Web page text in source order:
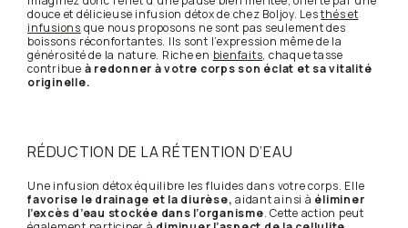
douce et délicieuse infusion détox de chez Boljoy. Lesthés et
infusions que nous proposons ne sont pas seulement des
boissons réconfortantes. Ils sont l’expression même de la
générosité de la nature. Riche en bienfaits, chaque tasse
contribue à redonner à votre corps son éclat et sa vitalité
originelle.
RÉDUCTION DE LA RÉTENTION D’EAU
Une infusion détox équilibre les fluides dans votre corps. Elle
favorise le drainage et la diurèse, aidant ainsi à éliminer
l’excès d’eau stockée dans l’organisme. Cette action peut